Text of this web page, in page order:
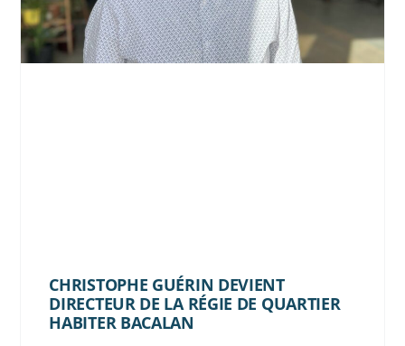
CHRISTOPHE GUÉRIN DEVIENT
DIRECTEUR DE LA RÉGIE DE QUARTIER
HABITER BACALAN